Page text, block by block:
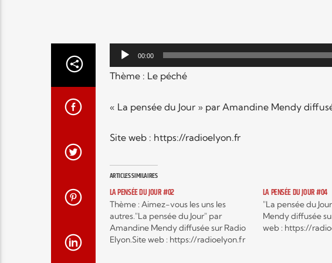
Lecteur
audio
00:00
Thème : Le péché
« La pensée du Jour » par Amandine Mendy
Site web : https://radioelyon.fr
ARTICLES SIMILAIRES
LA PENSÉE DU JOUR #02
Thème : Aimez-vous les uns les
autres."La pensée du Jour" par
Amandine Mendy diffusée sur Radio
Elyon.Site web : https://radioelyon.fr
LA PENSÉE DU JOUR #04
"La pensée du
Mendy diffusée
web : ⁠⁠https://